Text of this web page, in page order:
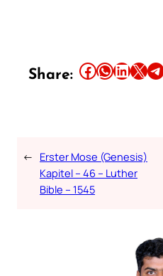
Share: Share this article on Facebook Share this article on WhatsApp Share this article on LinkedIn Share this article on X Share this article on Telegram
← Erster Mose (Genesis)
Kapitel – 46 – Luther
Bible – 1545